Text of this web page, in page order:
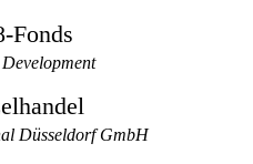
Fonds
Düsseldorf GmbH